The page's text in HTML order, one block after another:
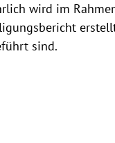
wird im
sind.